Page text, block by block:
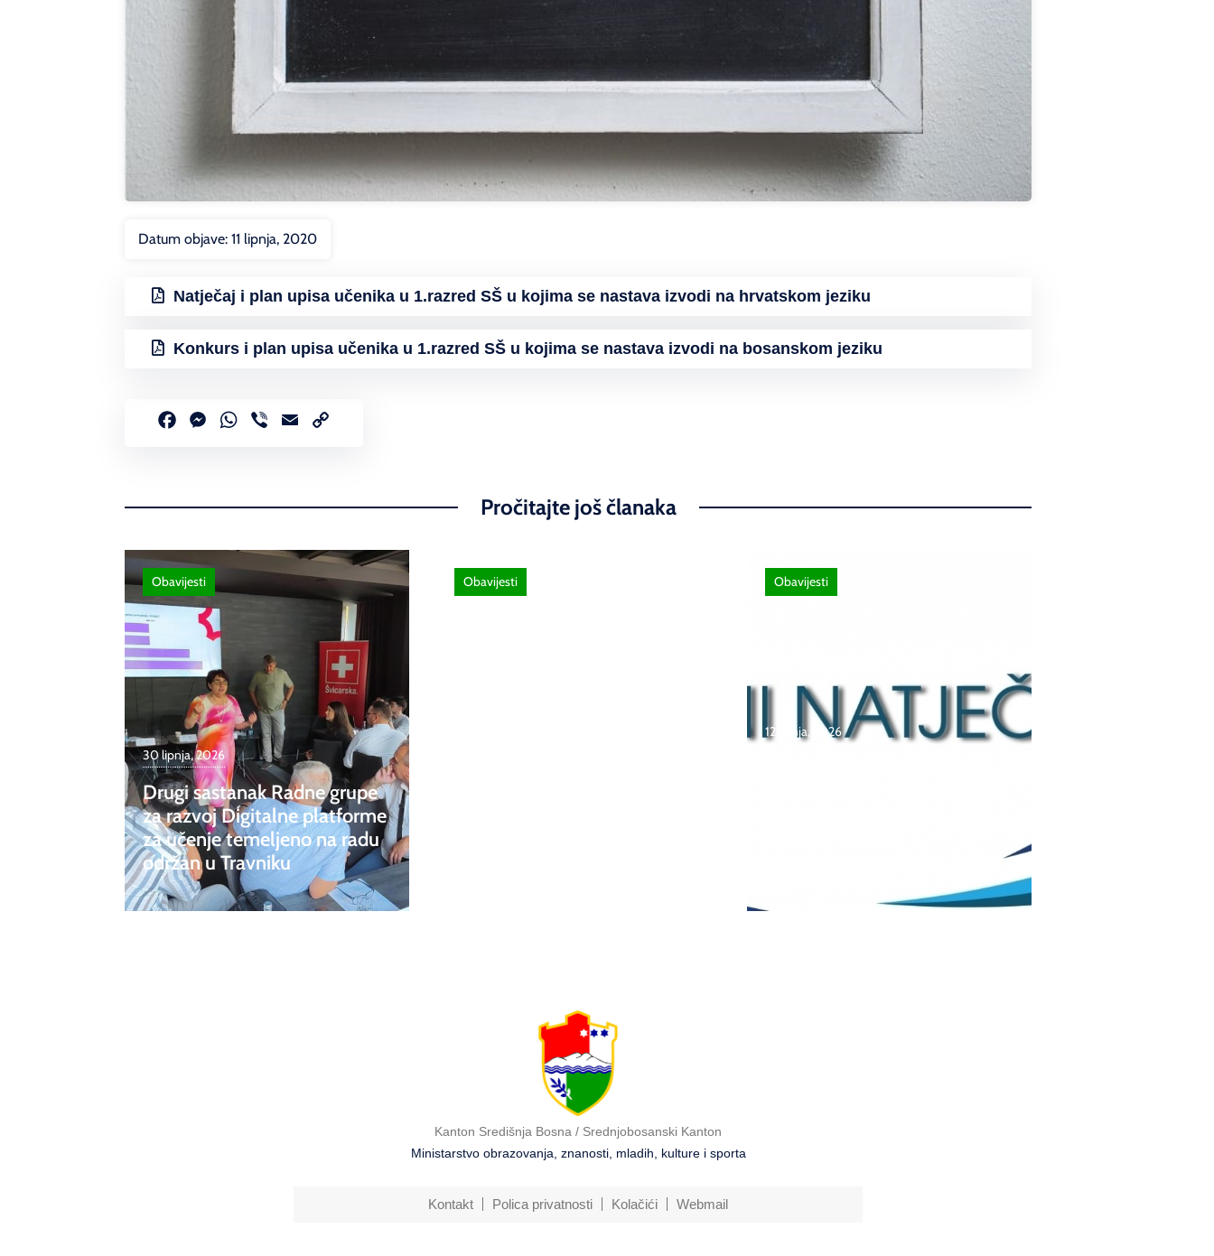
Datum objave: 11 lipnja, 2020
Natječaj i plan upisa učenika u 1.razred SŠ u kojima se nastava izvodi na hrvatskom jeziku
Konkurs i plan upisa učenika u 1.razred SŠ u kojima se nastava izvodi na bosanskom jeziku
FacebookMessenger
WhatsApp
Viber Email
Pročitajte još članaka
30 lipnja, 2026
Drugi sastanak Radne grupe
za razvoj Digitalne platforme
za učenje temeljeno na radu
održan u Travniku
Obavijesti Obavijesti
12 lipnja, 2026
Obavijesti
Kanton Središnja Bosna / Srednjobosanski Kanton
Ministarstvo obrazovanja, znanosti, mladih, kulture i sporta
Kontakt Polica privatnosti Kolačići Webmail